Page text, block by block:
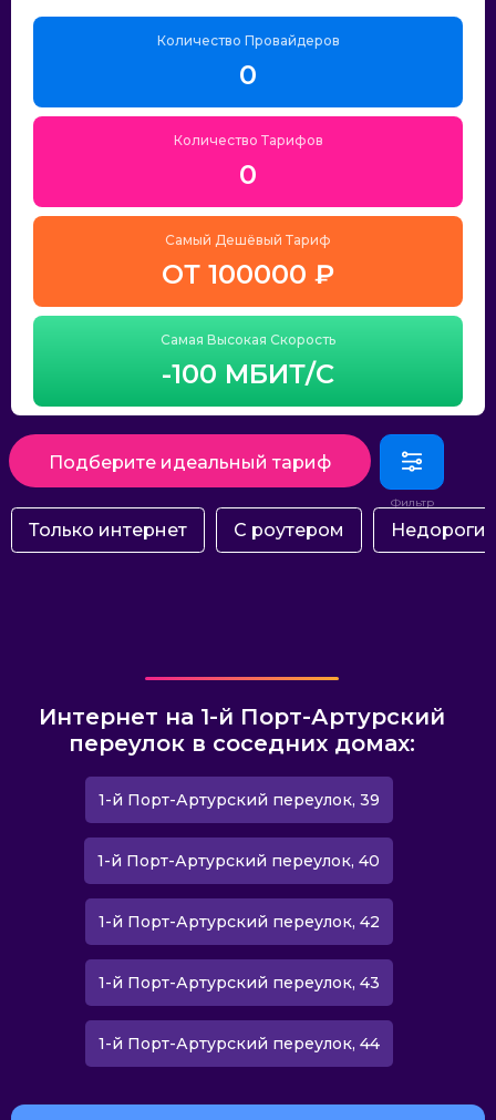
Количество Провайдеров
0
Количество Тарифов
0
Самый Дешёвый Тариф
ОТ 100000 ₽
Самая Высокая Скорость
-100 МБИТ/С
Подберите идеальный тариф
Только интернет С роутером Недорогие
Интернет на 1-й Порт-Артурский
переулок в соседних домах:
1-й Порт-Артурский переулок, 39
1-й Порт-Артурский переулок, 40
1-й Порт-Артурский переулок, 42
1-й Порт-Артурский переулок, 43
1-й Порт-Артурский переулок, 44